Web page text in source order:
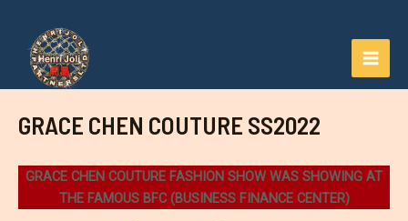
contenu
GRACE CHEN COUTURE SS2022
GRACE CHEN COUTURE FASHION SHOW WAS SHOWING AT
THE FAMOUS BFC (BUSINESS FINANCE CENTER)